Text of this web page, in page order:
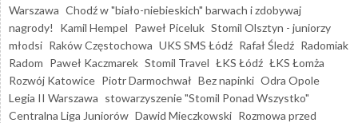
Warszawa Chodź w "biało-niebieskich" barwach i zdobywaj
nagrody!
Kamil Hempel Paweł Piceluk Stomil Olsztyn - juniorzy
młodsi Raków Częstochowa UKS SMS Łódź Rafał Śledź Radomiak
Radom Paweł Kaczmarek Stomil Travel ŁKS Łódź ŁKS Łomża
Rozwój Katowice Piotr Darmochwał Bez napinki Odra Opole
Legia II Warszawa stowarzyszenie "Stomil Ponad Wszystko"
Centralna Liga Juniorów Dawid Mieczkowski Rozmowa przed